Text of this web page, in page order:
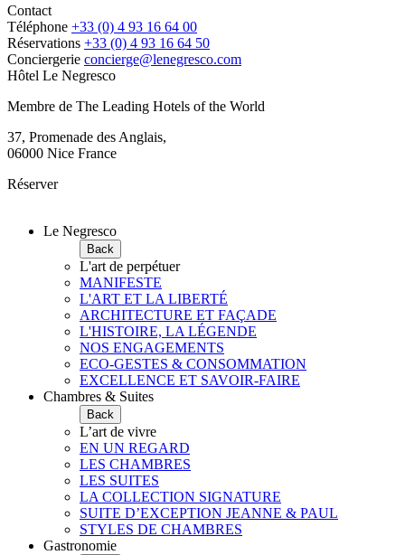
Contact
Téléphone +33 (0) 4 93 16 64 00
Réservations +33 (0) 4 93 16 64 50
Conciergerie concierge@lenegresco.com
Hôtel Le Negresco
Membre de The Leading Hotels of the World
37, Promenade des Anglais,
06000 Nice France
Réserver
Le Negresco
Back
L'art de perpétuer
MANIFESTE
L'ART ET LA LIBERTÉ
ARCHITECTURE ET FAÇADE
L'HISTOIRE, LA LÉGENDE
NOS ENGAGEMENTS
ECO-GESTES & CONSOMMATION
EXCELLENCE ET SAVOIR-FAIRE
Chambres & Suites
Back
L’art de vivre
EN UN REGARD
LES CHAMBRES
LES SUITES
LA COLLECTION SIGNATURE
SUITE D’EXCEPTION JEANNE & PAUL
STYLES DE CHAMBRES
Gastronomie